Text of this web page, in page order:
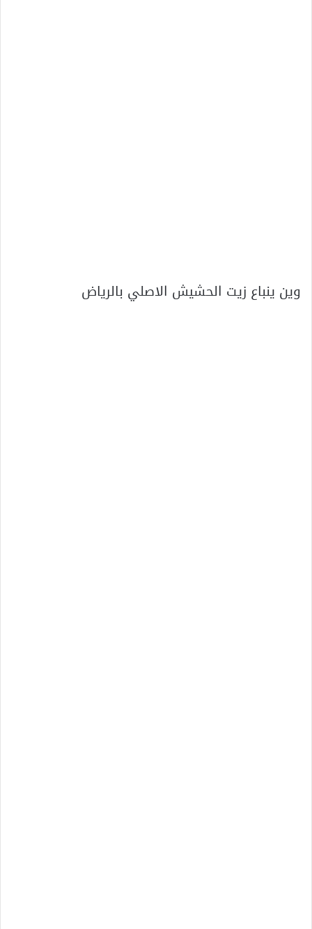
وين ينباع زيت الحشيش الاصلي بالرياض